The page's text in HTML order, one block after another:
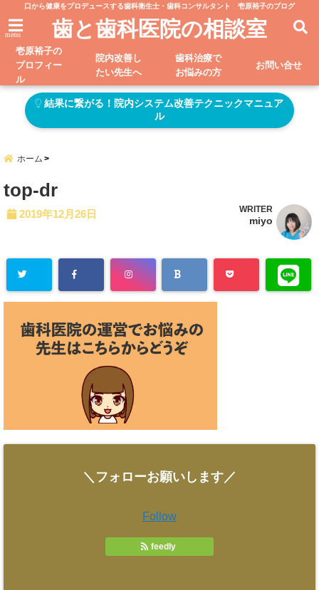
口から健康をプロデュースする歯科衛生士・歯科コンサルタント 壱原裕子のブログ
menu 歯と歯科医院の相談室
壱原裕子の
プロフィー
ル
院内改善し
たい先生へ
歯科治療で
お悩みの方
お問い合せ
結果に繋がる！院内システム改善テクニックマニュア
ル
ホーム
top-dr
2019年12月26日 WRITER
miyo
＼フォローお願いします／
Follow
feedly